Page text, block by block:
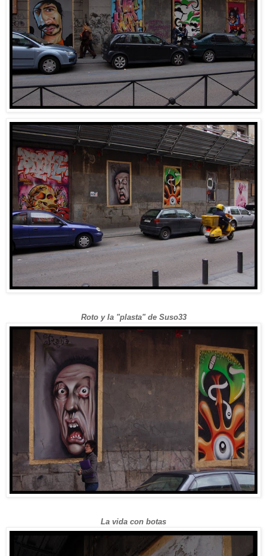
Roto y la "plasta" de Suso33
La vida con botas